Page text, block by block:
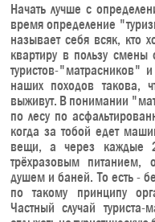
Начать лучше с
время определение
называет себя всяк, кто
квартиру в пользу смены
туристов-"матрасников"
наших походов такова,
выживут. В понимании
по лесу по
когда за тобой едет
вещи, а через каждые
трёхразовым питанием,
душем и баней. То есть -
по такому принципу
Частный случай